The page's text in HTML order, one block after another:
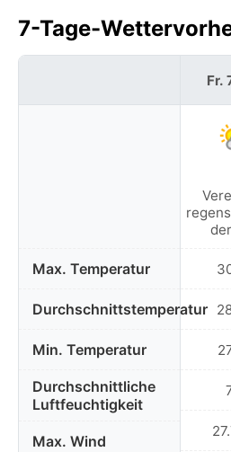
7-Tage-
Max. Temperatur
Durchschnittstemperatur
Min. Temperatur
Durchschnittliche
Luftfeuchtigkeit
Max. Wind
Fr.